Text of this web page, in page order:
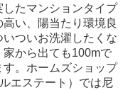
たマンションタイプ
い、陽当たり環境良
ついお洗濯したくな
家から出ても100mで
。ホームズショップ
エステート）では尼